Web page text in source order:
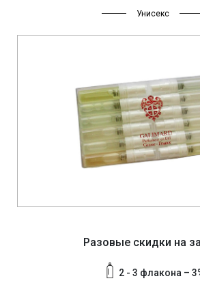
Унисекс
Разовые скидки на
2 - 3 флакона –